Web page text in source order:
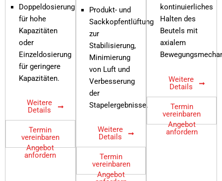
Doppeldosierung
für hohe
Kapazitäten
oder
Einzeldosierung
für geringere
Kapazitäten.
Weitere
Details
Termin
vereinbaren
Angebot
anfordern
Produkt- und
Sackkopfentlüftung
zur
Stabilisierung,
Minimierung
von Luft und
Verbesserung
der
Stapelergebnisse.
Weitere
Details
Termin
vereinbaren
Angebot
kontinuierliches
Halten des
Beutels mit
axialem
Weitere
Details
Termin
vereinbaren
Angebot
anfordern